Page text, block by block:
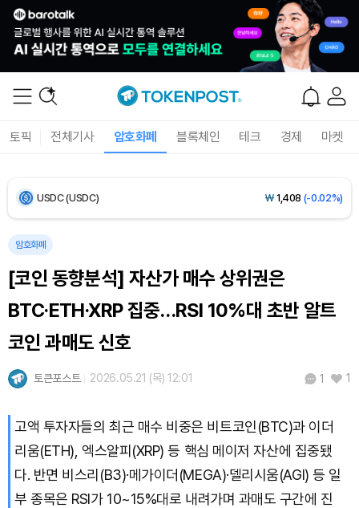
토픽 전체기사 암호화폐 블록체인 테크 경제 마켓
Bitcoin (BTC) ₩91,143,392(-0.34%)
USDC (USDC) ₩ 1,408 (-0.02%)
XRP (XRP)
Solana (SOL) ₩106,896
TRON (TRX) ₩464.1 (+0.60%)
91,143,392
암호화폐
[코인 동향분석] 자산가 매수 상위권은
BTC·ETH·XRP 집중…RSI 10%대 초반 알트
코인 과매도 신호
토큰포스트 2026.05.21 (목) 12:01 1 1
고액 투자자들의 최근 매수 비중은 비트코인(BTC)과 이더
리움(ETH), 엑스알피(XRP) 등 핵심 메이저 자산에 집중됐
다. 반면 비스리(B3)·메가이더(MEGA)·델리시움(AGI) 등 일
부 종목은 RSI가 10~15%대로 내려가며 과매도 구간에 진